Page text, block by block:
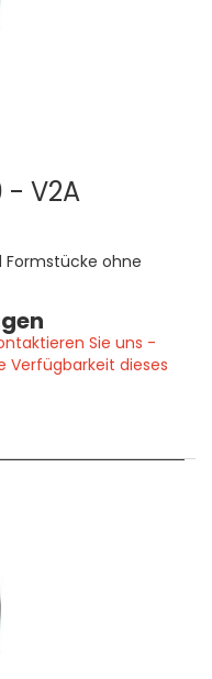
- V2A
Formstücke ohne
Sie uns -
Verfügbarkeit dieses